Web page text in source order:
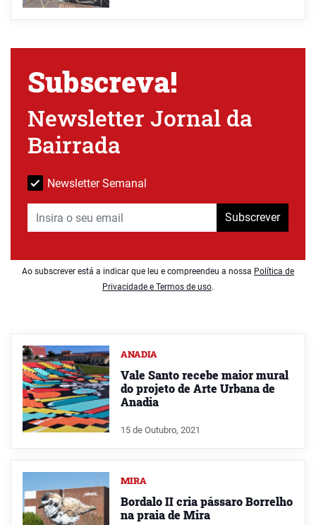
Subscreva!
Newsletter Jornal da
Bairrada
Newsletter Semanal
Subscrever
Ao subscrever está a indicar que leu e compreendeu a nossa Política de
Privacidade e Termos de uso.
ANADIA
Vale Santo recebe maior mural
do projeto de Arte Urbana de
Anadia
15 de Outubro, 2021
MIRA
Bordalo II cria pássaro Borrelho
na praia de Mira